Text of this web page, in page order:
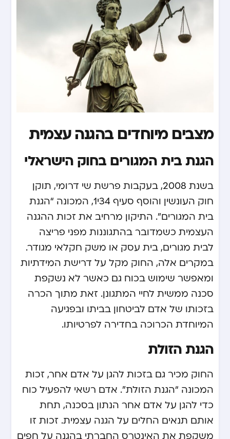
מצבים מיוחדים בהגנה עצמית
הגנת בית המגורים בחוק הישראלי
בשנת 2008, בעקבות פרשת שי דרומי, תוקן
חוק העונשין והוסף סעיף 34י1, המכונה “הגנת
בית המגורים”. התיקון מרחיב את זכות ההגנה
העצמית כשמדובר בהתגוננות מפני פריצה
לבית מגורים, בית עסק או משק חקלאי מגודר.
במקרים אלה, החוק מקל על דרישת המידתיות
ומאפשר שימוש בכוח גם כאשר לא נשקפת
סכנה ממשית לחיי המתגונן. זאת מתוך הכרה
בזכותו של אדם לביטחון בביתו ובפגיעה
המיוחדת הכרוכה בחדירה לפרטיותו.
הגנת הזולת
החוק מכיר גם בזכות להגן על אדם אחר, זכות
המכונה “הגנת הזולת”. אדם רשאי להפעיל כוח
כדי להגן על אדם אחר הנתון בסכנה, תחת
אותם תנאים החלים על הגנה עצמית. זכות זו
משקפת את האינטרס החברתי בהגנה על חפים